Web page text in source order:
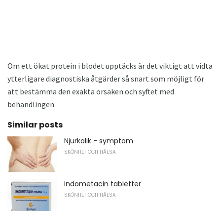
Om ett ökat protein i blodet upptäcks är det viktigt att vidta
ytterligare diagnostiska åtgärder så snart som möjligt för
att bestämma den exakta orsaken och syftet med
behandlingen.
Similar posts
Njurkolik - symptom
SKÖNHET OCH HÄLSA
Indometacin tabletter
SKÖNHET OCH HÄLSA